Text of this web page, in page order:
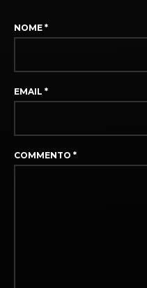
NOME *
EMAIL *
COMMENTO *